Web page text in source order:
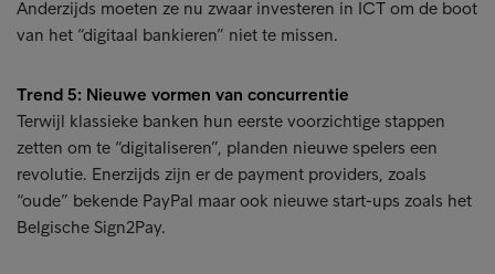
Anderzijds moeten ze nu zwaar investeren in ICT om de boot
van het “digitaal bankieren” niet te missen.
Trend 5: Nieuwe vormen van concurrentie
Terwijl klassieke banken hun eerste voorzichtige stappen
zetten om te “digitaliseren”, planden nieuwe spelers een
revolutie. Enerzijds zijn er de payment providers, zoals
“oude” bekende PayPal maar ook nieuwe start-ups zoals het
Belgische Sign2Pay.